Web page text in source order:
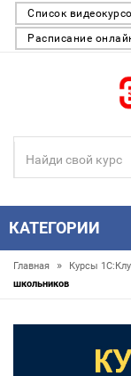
Список
Расписание
КАТЕГОРИИ
Главная » Курсы
школьников